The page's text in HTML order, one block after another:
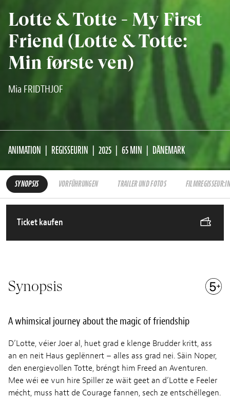
Lotte & Totte - My First
Friend (Lotte & Totte:
Min første ven)
Mia FRIDTHJOF
ANIMATION REGISSEURIN 2025 65 MIN DÄNEMARK
SYNOPSIS VORFÜHRUNGEN TRAILER UND FOTOS FILMREGISSEUR:IN
Ticket kaufen
Synopsis
A whimsical journey about the magic of friendship
D’Lotte, véier Joer al, huet grad e klenge Brudder kritt, ass
an en neit Haus geplënnert – alles ass grad nei. Säin Noper,
den energievollen Totte, bréngt him Freed an Aventuren.
Mee wéi ee vun hire Spiller ze wäit geet an d’Lotte e Feeler
mécht, muss hatt de Courage fannen, sech ze entschëllegen.